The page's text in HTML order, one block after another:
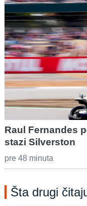
Raul Fernandes
stazi Silverston
pre 48 minuta
Šta drugi